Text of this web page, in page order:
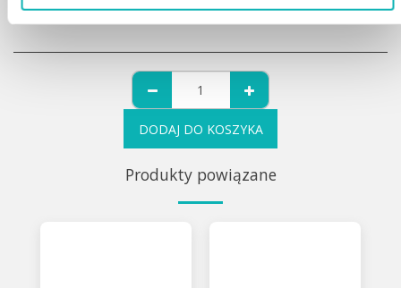
DODAJ DO KOSZYKA
Produkty powiązane